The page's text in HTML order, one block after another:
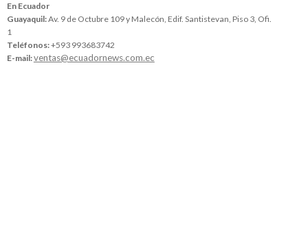
En Ecuador
Guayaquil:Av. 9 de Octubre 109 y Malecón, Edif. Santistevan, Piso 3, Ofi.
1
Teléfonos:+593 993683742
E-mail:ventas@ecuadornews.com.ec